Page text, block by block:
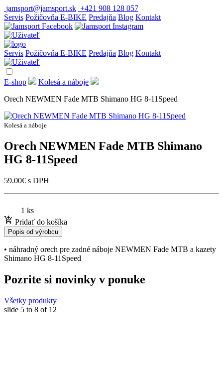
jamsport@jamsport.sk +421 908 128 057
Servis Požičovňa E-BIKE Predajňa Blog Kontakt
Servis Požičovňa E-BIKE Predajňa Blog Kontakt
E-shop
Kolesá a náboje
Orech NEWMEN Fade MTB Shimano HG 8-11Speed
Kolesá a náboje
Orech NEWMEN Fade MTB Shimano
HG 8-11Speed
59.00€ s DPH
1 ks
Pridať do košíka
Popis od výrobcu
• náhradný orech pre zadné náboje NEWMEN Fade MTB a kazety
Shimano HG 8-11Speed
Pozrite si novinky v ponuke
Všetky produkty
slide 5 to 8 of 12